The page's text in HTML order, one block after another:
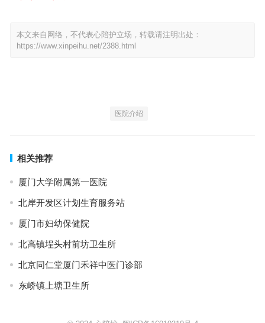
本文来自网络，不代表心陪护立场，转载请注明出处：
https://www.xinpeihu.net/2388.html
医院介绍
相关推荐
厦门大学附属第一医院
北岸开发区计划生育服务站
厦门市妇幼保健院
北高镇埕头村前坊卫生所
北京同仁堂厦门禾祥中医门诊部
东峤镇上塘卫生所